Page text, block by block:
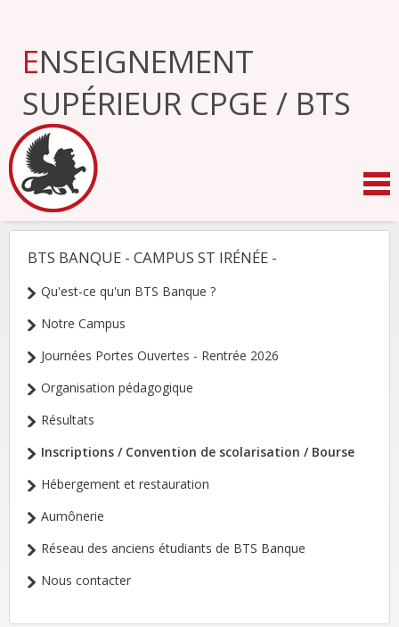
navigation
ENSEIGNEMENT
SUPÉRIEUR CPGE / BTS
NAVIGATION
BTS BANQUE - CAMPUS ST IRÉNÉE -
Qu'est-ce qu'un BTS Banque ?
Notre Campus
Journées Portes Ouvertes - Rentrée 2026
Organisation pédagogique
Résultats
Inscriptions / Convention de scolarisation / Bourse
Hébergement et restauration
Aumônerie
Réseau des anciens étudiants de BTS Banque
Nous contacter